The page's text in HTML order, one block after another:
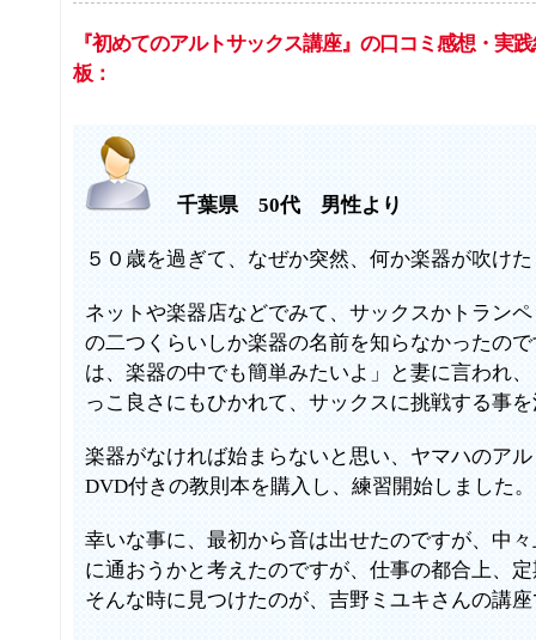
『初めてのアルトサックス講座』の口コミ感想・実
板：
千葉県 50代 男性より
５０歳を過ぎて、なぜか突然、何か楽器が吹け
ネットや楽器店などでみて、サックスかトラン
の二つくらいしか楽器の名前を知らなかったの
は、楽器の中でも簡単みたいよ」と妻に言われ
っこ良さにもひかれて、サックスに挑戦する事
楽器がなければ始まらないと思い、ヤマハのア
DVD付きの教則本を購入し、練習開始しました。
幸いな事に、最初から音は出せたのですが、中
に通おうかと考えたのですが、仕事の都合上、
そんな時に見つけたのが、吉野ミユキさんの講